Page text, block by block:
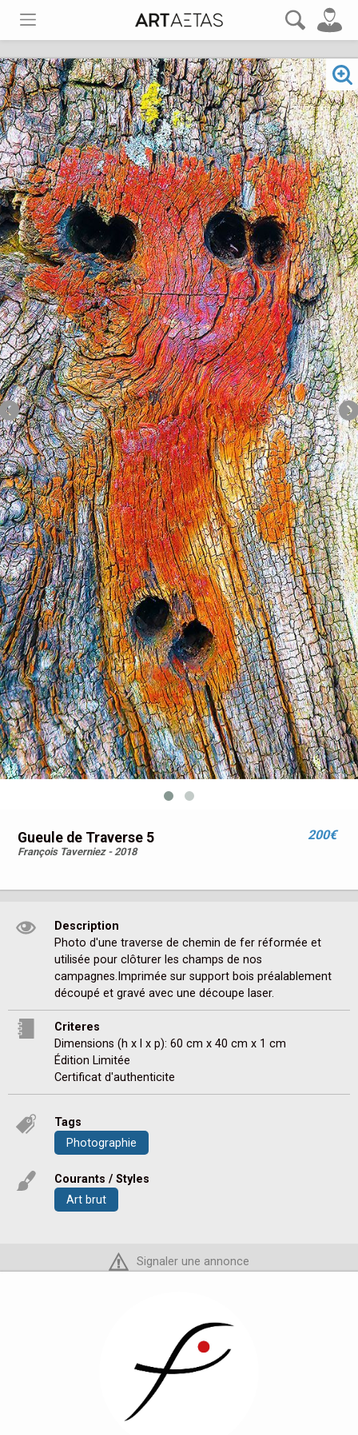
Gueule de Traverse 5
François Taverniez - 2018
200€
Description
Photo d'une traverse de chemin de fer réformée et
utilisée pour clôturer les champs de nos
campagnes.Imprimée sur support bois préalablement
découpé et gravé avec une découpe laser.
Criteres
Dimensions (h x l x p): 60 cm x 40 cm x 1 cm
Édition Limitée
Certificat d'authenticite
Tags
Photographie
Courants / Styles
Art brut
Signaler une annonce